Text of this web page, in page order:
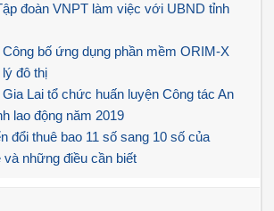
đoàn VNPT làm việc với UBND tỉnh
Công bố ứng dụng phần mềm ORIM-X
đô thị
Lai tổ chức huấn luyện Công tác An
lao động năm 2019
đổi thuê bao 11 số sang 10 số của
và những điều cần biết